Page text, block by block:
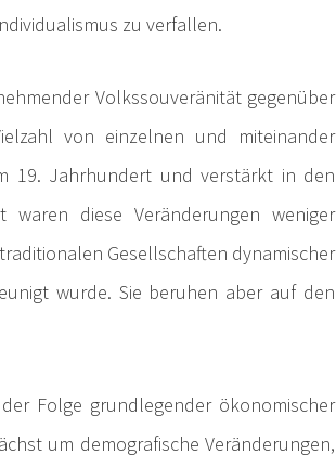
zu verfallen.
Volkssouveränität gegenüber
von einzelnen und miteinander
19. Jahrhundert und verstärkt in den
diese Veränderungen weniger
Gesellschaften dynamischer
wurde. Sie beruhen aber auf den
Folge grundlegender ökonomischer
um demografische Veränderungen,